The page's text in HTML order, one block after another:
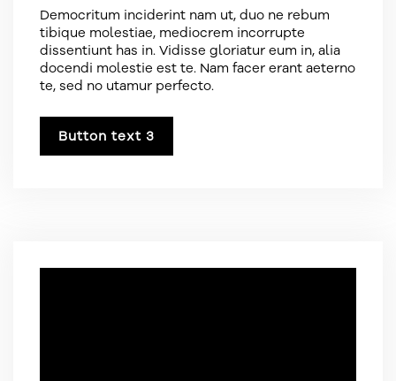
Democritum inciderint nam ut, duo ne rebum
tibique molestiae, mediocrem incorrupte
dissentiunt has in. Vidisse gloriatur eum in, alia
docendi molestie est te. Nam facer erant aeterno
te, sed no utamur perfecto.
Button text 3